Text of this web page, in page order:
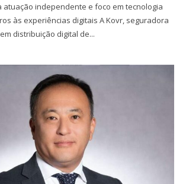
atuação independente e foco em tecnologia
digitais A Kovr, seguradora
distribuição digital de...